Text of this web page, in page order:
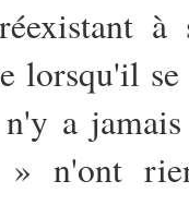
lorsqu'il
a jamais
» n'ont